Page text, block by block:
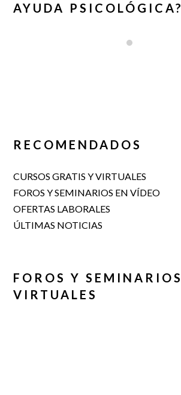
AYUDA PSICOLÓGICA?
RECOMENDADOS
CURSOS GRATIS Y VIRTUALES
FOROS Y SEMINARIOS EN VÍDEO
OFERTAS LABORALES
ÚLTIMAS NOTICIAS
FOROS Y SEMINARIOS
VIRTUALES